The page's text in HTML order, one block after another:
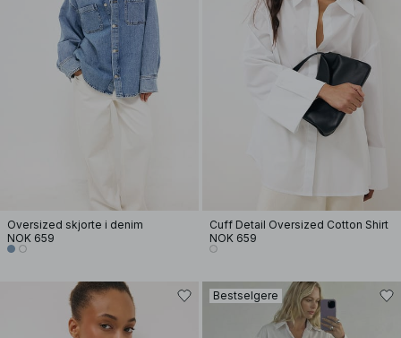
Oversized skjorte i denim
NOK 659
Cuff Detail Oversized Cotton Shirt
NOK 659
Bestselgere